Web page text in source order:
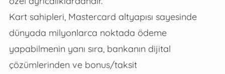
Kart sahipleri, Mastercard altyapısı sayesinde
dünyada milyonlarca noktada ödeme
yapabilmenin yanı sıra, bankanın dijital
çözümlerinden ve bonus/taksit